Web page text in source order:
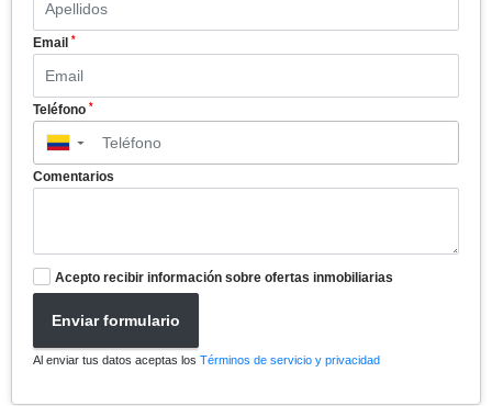
Email *
Teléfono *
▼
Comentarios
Acepto recibir información sobre ofertas inmobiliarias
Enviar formulario
Al enviar tus datos aceptas los Términos de servicio y privacidad